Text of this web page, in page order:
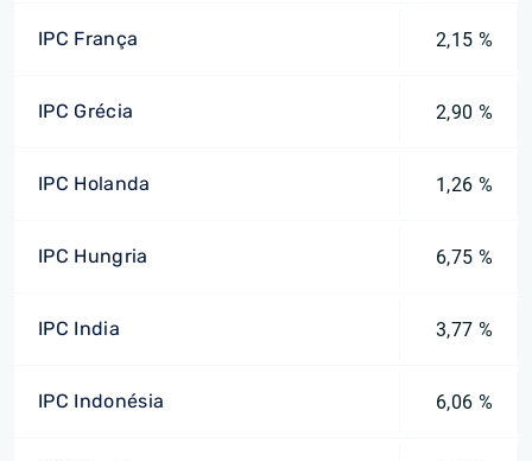
IPC França 2,15 %
IPC Grécia 2,90 %
IPC Holanda 1,26 %
IPC Hungria 6,75 %
IPC India 3,77 %
IPC Indonésia 6,06 %